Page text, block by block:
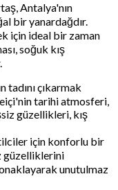
Antalya'nın
bir yanardağdır.
için ideal bir zaman
soğuk kış
çıkarmak
tarihi atmosferi,
güzellikleri, kış
için konforlu bir
güzelliklerini
unutulmaz